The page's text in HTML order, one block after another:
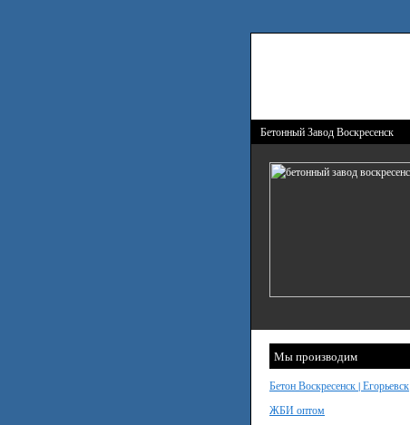
Бетонный Завод Воскресенск
Мы производим
Бетон Воскресенск | Егорьевск
ЖБИ оптом